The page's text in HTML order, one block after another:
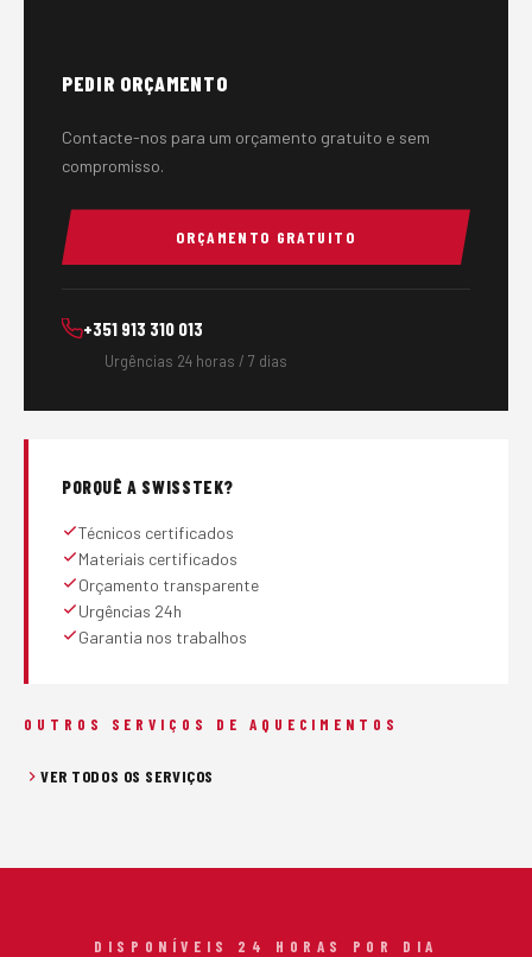
PEDIR ORÇAMENTO
Contacte-nos para um orçamento gratuito e sem
compromisso.
ORÇAMENTO GRATUITO
+351 913 310 013
Urgências 24 horas / 7 dias
PORQUÊ A SWISSTEK?
Técnicos certificados
Materiais certificados
Orçamento transparente
Urgências 24h
Garantia nos trabalhos
OUTROS SERVIÇOS DE AQUECIMENTOS
VER TODOS OS SERVIÇOS
DISPONÍVEIS 24 HORAS POR DIA